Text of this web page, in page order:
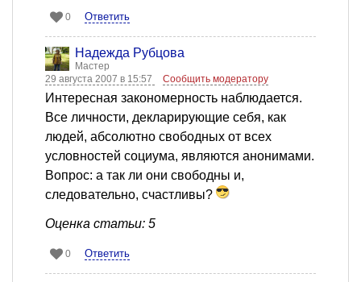
0 Ответить
Надежда Рубцова
Мастер
29 августа 2007 в 15:57
Сообщить модератору
Интересная закономерность наблюдается.
Все личности, декларирующие себя, как
людей, абсолютно свободных от всех
условностей социума, являются анонимами.
Вопрос: а так ли они свободны и,
следовательно, счастливы?
Оценка статьи: 5
0 Ответить